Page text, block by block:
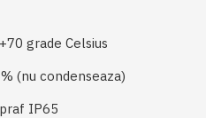
grade Celsius
(nu condenseaza)
IP65